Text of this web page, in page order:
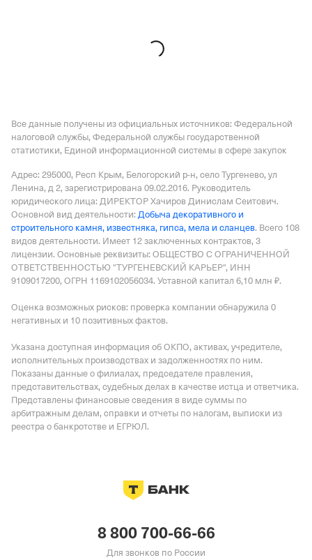
ОГРН 1245400027839,
Все данные получены из официальных источников: Федеральной
налоговой службы, Федеральной службы государственной
статистики, Единой информационной системы в сфере закупок
Адрес: 295000, Респ Крым, Белогорский р-н, село Тургенево, ул
Ленина, д 2, зарегистрирована 09.02.2016. Руководитель
юридического лица: ДИРЕКТОР Хачиров Динислам Сеитович.
Основной вид деятельности: Добыча декоративного и
строительного камня, известняка, гипса, мела и сланцев. Всего 108
видов деятельности. Имеет 12 заключенных контрактов, 3
лицензии. Основные реквизиты: ОБЩЕСТВО С ОГРАНИЧЕННОЙ
ОТВЕТСТВЕННОСТЬЮ "ТУРГЕНЕВСКИЙ КАРЬЕР", ИНН
9109017200, ОГРН 1169102056034. Уставной капитал 6,10 млн ₽.
Оценка возможных рисков: проверка компании обнаружила 0
негативных и 10 позитивных фактов.
Указана доступная информация об ОКПО, активах, учредителе,
исполнительных производствах и задолженностях по ним.
Показаны данные о филиалах, председателе правления,
представительствах, судебных делах в качестве истца и ответчика.
Представлены финансовые сведения в виде суммы по
арбитражным делам, справки и отчеты по налогам, выписки из
реестра о банкротстве и ЕГРЮЛ.
8 800 700-66-66
Для звонков по России